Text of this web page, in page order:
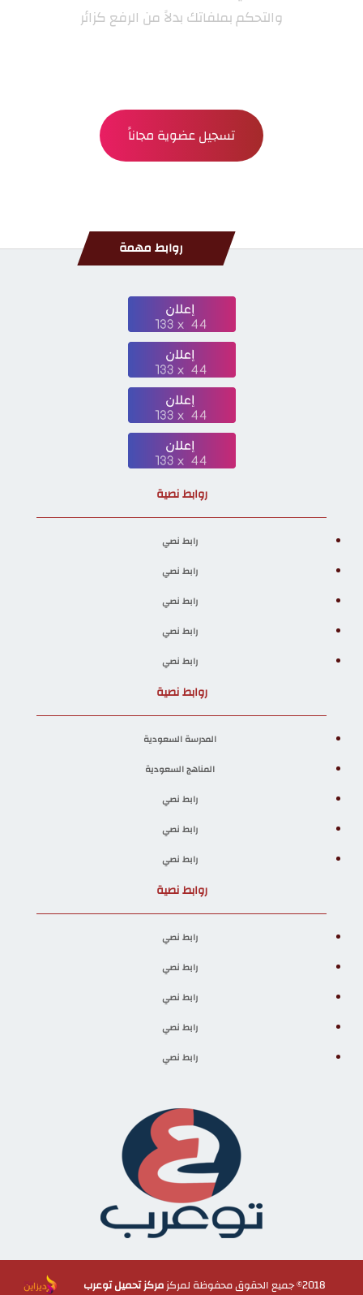
والتحكم بملفاتك بدلاً من الرفع كزائر
تسجيل عضوية مجاناً
روابط مهمة
روابط نصية
رابط نصي
رابط نصي
رابط نصي
رابط نصي
رابط نصي
روابط نصية
المدرسة السعودية
المناهج السعودية
رابط نصي
رابط نصي
رابط نصي
روابط نصية
رابط نصي
رابط نصي
رابط نصي
رابط نصي
رابط نصي
2018© جميع الحقوق محفوظة لمركز مركز تحميل توعرب